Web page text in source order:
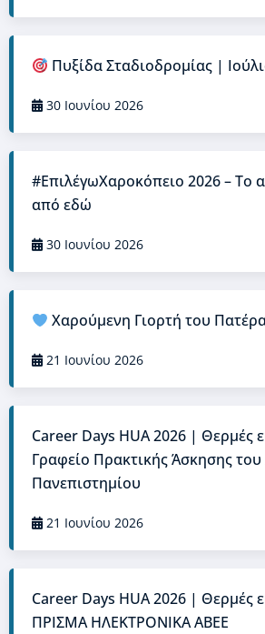
Πυξίδα Σταδιοδρομίας |
30 Ιουνίου 2026
#ΕπιλέγωΧαροκόπειο 2026 – Το
από εδώ
30 Ιουνίου 2026
Χαρούμενη Γιορτή του
21 Ιουνίου 2026
Career Days HUA 2026 | Θερμές
Γραφείο Πρακτικής Άσκησης
Πανεπιστημίου
21 Ιουνίου 2026
Career Days HUA 2026 | Θερμές
ΠΡΙΣΜΑ ΗΛΕΚΤΡΟΝΙΚΑ ΑΒΕΕ